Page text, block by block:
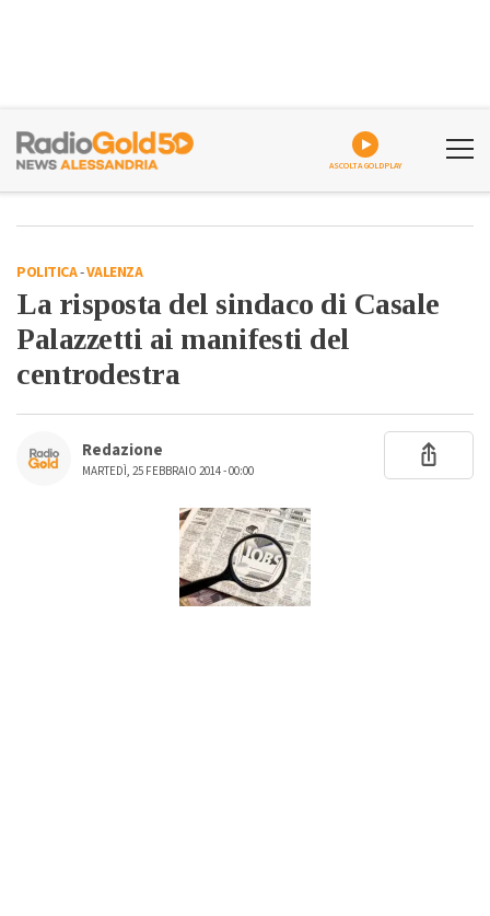
ASCOLTA GOLDPLAY
POLITICA-VALENZA
La risposta del sindaco di Casale
Palazzetti ai manifesti del
centrodestra
Redazione
MARTEDÌ, 25 FEBBRAIO 2014 - 00:00